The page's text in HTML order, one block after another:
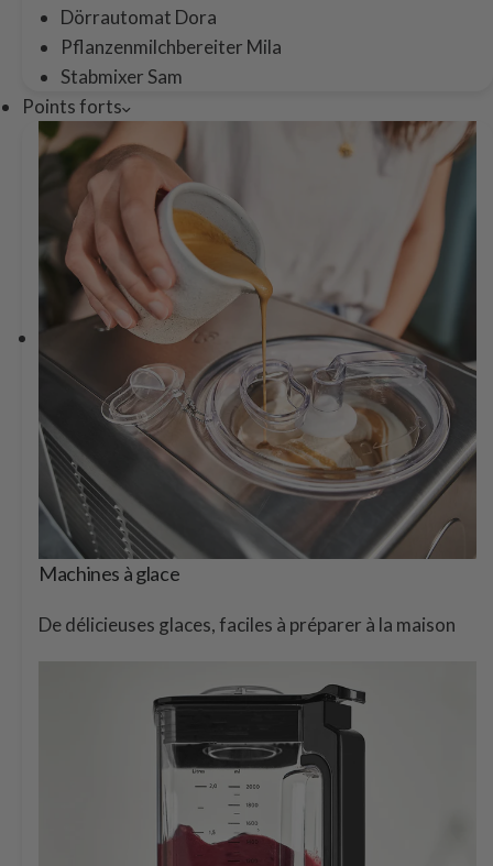
Dörrautomat Dora
Pflanzenmilchbereiter Mila
Stabmixer Sam
Points forts
Machines à glace
De délicieuses glaces, faciles à préparer à la maison